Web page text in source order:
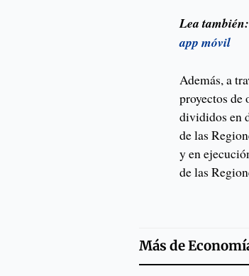
Lea
app móvil
Además, a
proyectos de
divididos en
de las
y en
de las
Más de